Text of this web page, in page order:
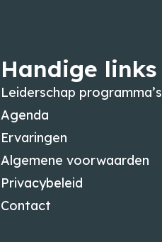
Handige links
Leiderschap programma’s
Agenda
Ervaringen
Algemene voorwaarden
Privacybeleid
Contact